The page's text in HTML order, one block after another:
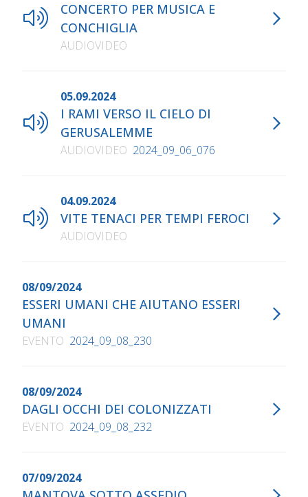
CONCERTO PER MUSICA E
CONCHIGLIA
AUDIOVIDEO
05.09.2024
I RAMI VERSO IL CIELO DI
GERUSALEMME
AUDIOVIDEO 2024_09_06_076
04.09.2024
VITE TENACI PER TEMPI FEROCI
AUDIOVIDEO
08/09/2024
ESSERI UMANI CHE AIUTANO ESSERI
UMANI
EVENTO 2024_09_08_230
08/09/2024
DAGLI OCCHI DEI COLONIZZATI
EVENTO 2024_09_08_232
07/09/2024